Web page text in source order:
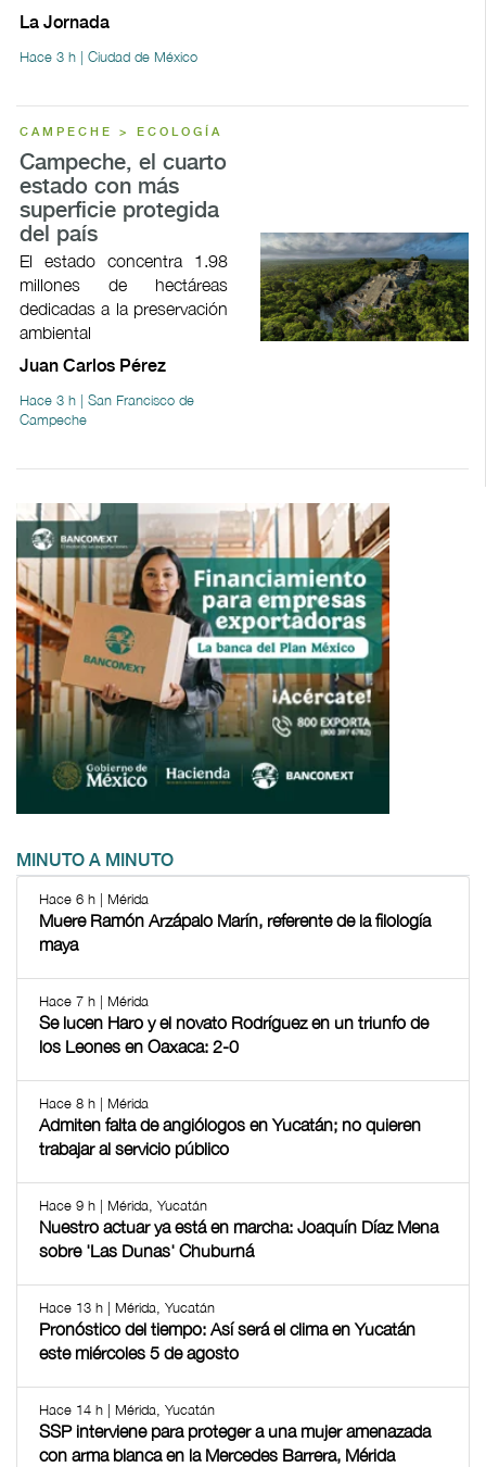
La Jornada
Hace 3 h | Ciudad de México
CAMPECHE > ECOLOGÍA
Campeche, el cuarto
estado con más
superficie protegida
del país
El estado concentra 1.98
millones de hectáreas
dedicadas a la preservación
ambiental
Juan Carlos Pérez
Hace 3 h | San Francisco de
Campeche
MINUTO A MINUTO
Hace 6 h | Mérida
Muere Ramón Arzápalo Marín, referente de la filología
maya
Hace 7 h | Mérida
Se lucen Haro y el novato Rodríguez en un triunfo de
los Leones en Oaxaca: 2-0
Hace 8 h | Mérida
Admiten falta de angiólogos en Yucatán; no quieren
trabajar al servicio público
Hace 9 h | Mérida, Yucatán
Nuestro actuar ya está en marcha: Joaquín Díaz Mena
sobre 'Las Dunas' Chuburná
Hace 13 h | Mérida, Yucatán
Pronóstico del tiempo: Así será el clima en Yucatán
este miércoles 5 de agosto
Hace 14 h | Mérida, Yucatán
SSP interviene para proteger a una mujer amenazada
con arma blanca en la Mercedes Barrera, Mérida